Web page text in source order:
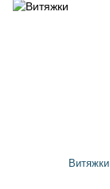
Витяжки